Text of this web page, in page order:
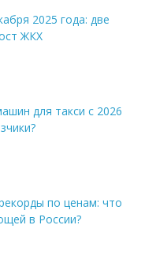
2025 года: две
ЖКХ
для такси с 2026
по ценам: что
в России?